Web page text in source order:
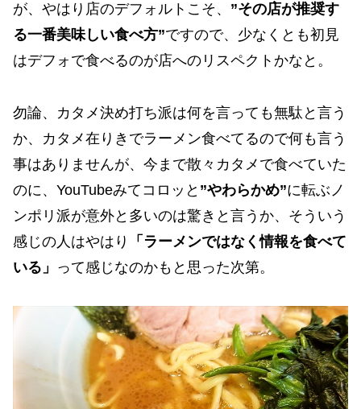
が、やはり店のデフォルトこそ、 ”その店が推奨す
る一番美味しい食べ方”ですので、少なくとも初見
はデフォで食べるのが店へのリスペクトかなと。
勿論、カタメ決め打ち派は何を言っても無駄と言う
か、カタメ在りきでラーメン食べてるので何も言う
事はありませんが、今まで散々カタメで食べていた
のに、YouTubeみてコロッと ”やわらかめ”に転ぶノ
ンポリ派が意外と多いのは驚きと言うか、そういう
感じの人はやはり
「ラーメンではなく情報を食べて
いる」 って感じなのかもと思った次第。